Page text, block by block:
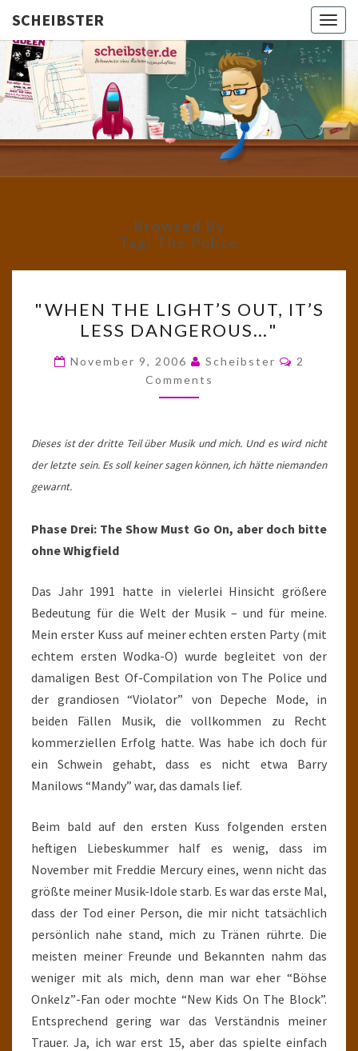
SCHEIBSTER
Gutbürgerliche
Reime Und
Mehr! In
Blogform.
School!
Browsed By
Tag: The Police
THE
LIGHT’S
OUT,
IT’S
LESS
"WHEN THE LIGHT’S OUT, IT’S
LESS DANGEROUS…"
November 9, 2006 Scheibster
2
Comments
Dieses ist der dritte Teil über Musik und mich. Und es wird nicht
der letzte sein. Es soll keiner sagen können, ich hätte niemanden
gewarnt.
Phase Drei: The Show Must Go On, aber doch bitte
ohne Whigfield
Das Jahr 1991 hatte in vielerlei Hinsicht größere
Bedeutung für die Welt der Musik – und für meine.
Mein erster Kuss auf meiner echten ersten Party (mit
echtem ersten Wodka-O) wurde begleitet von der
damaligen Best Of-Compilation von The Police und
der grandiosen “Violator” von Depeche Mode, in
beiden Fällen Musik, die vollkommen zu Recht
kommerziellen Erfolg hatte. Was habe ich doch für
ein Schwein gehabt, dass es nicht etwa Barry
Manilows “Mandy” war, das damals lief.
Beim bald auf den ersten Kuss folgenden ersten
heftigen Liebeskummer half es wenig, dass im
November mit Freddie Mercury eines, wenn nicht das
größte meiner Musik-Idole starb. Es war das erste Mal,
dass der Tod einer Person, die mir nicht tatsächlich
persönlich nahe stand, mich zu Tränen rührte. Die
meisten meiner Freunde und Bekannten nahm das
weniger mit als mich, denn man war eher “Böhse
Onkelz”-Fan oder mochte “New Kids On The Block”.
Entsprechend gering war das Verständnis meiner
Trauer. Ja, ich war erst 15, aber das spielte einfach